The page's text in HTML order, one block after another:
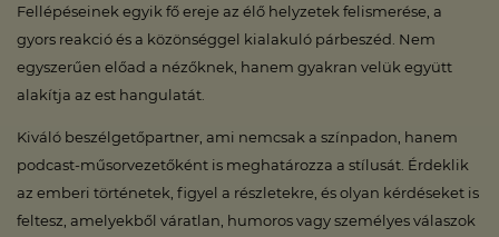
Fellépéseinek egyik fő ereje az élő helyzetek felismerése, a
gyors reakció és a közönséggel kialakuló párbeszéd. Nem
egyszerűen előad a nézőknek, hanem gyakran velük együtt
alakítja az est hangulatát.
Kiváló beszélgetőpartner, ami nemcsak a színpadon, hanem
podcast-műsorvezetőként is meghatározza a stílusát. Érdeklik
az emberi történetek, figyel a részletekre, és olyan kérdéseket is
feltesz, amelyekből váratlan, humoros vagy személyes válaszok